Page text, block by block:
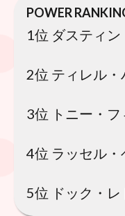
POWER
1位 ダスティ
2位 ティレル・
3位 トニー・フ
4位 ラッセル・
5位 ドック・レ